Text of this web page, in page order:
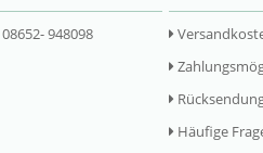
948098
Häufige